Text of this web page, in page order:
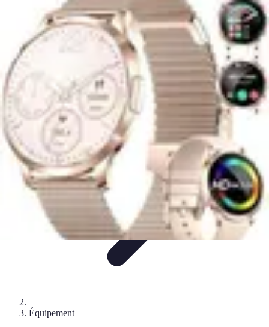
Minimalisme Voyage
Astuces de VoyageStratégiesErreurs à ÉviterÉthique et
Stratégies de Voyage
Minimalisme Voyage
Équipement